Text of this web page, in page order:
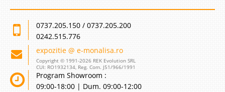
0737.205.150 / 0737.205.200
0242.515.776
expozitie @ e-monalisa.ro
Copyright © 1991-2026 REK Evolution SRL
CUI: RO1932134, Reg. Com. J51/966/1991
Program Showroom :
09:00-18:00 | Dum. 09:00-12:00